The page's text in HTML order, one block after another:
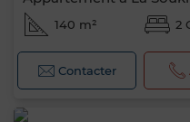
140 m² 2
Contacter